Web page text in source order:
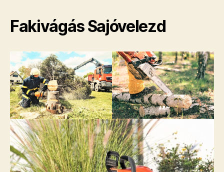
Fakivágás Sajóvelezd